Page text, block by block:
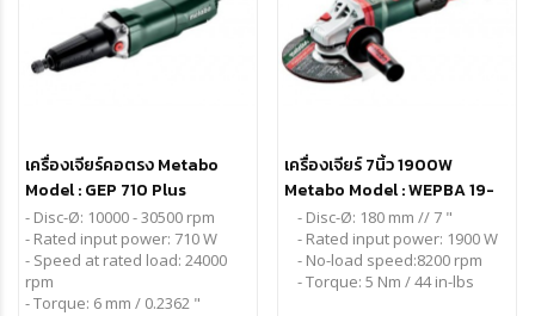
เครื่องเจียร์คอตรง Metabo
Model : GEP 710 Plus
- Disc-Ø: 10000 - 30500 rpm
- Rated input power: 710 W
- Speed at rated load: 24000
rpm
- Torque: 6 mm / 0.2362 "
เครื่องเจียร์ 7นิ้ว 1900W
Metabo Model : WEPBA 19-
180 Quick RT (เซฟตี้)
- Disc-Ø: 180 mm // 7 "
- Rated input power: 1900 W
- No-load speed:8200 rpm
- Torque: 5 Nm / 44 in-lbs